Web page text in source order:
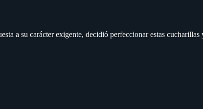
a su carácter exigente, decidió perfeccionar estas